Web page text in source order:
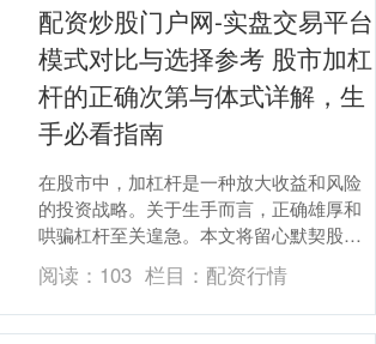
配资炒股门户网-实盘交易平台
模式对比与选择参考 股市加杠
杆的正确次第与体式详解，生
手必看指南
在股市中，加杠杆是一种放大收益和风险
的投资战略。关于生手而言，正确雄厚和
哄骗杠杆至关遑急。本文将留心默契股市
加杠杆的正确次第与体式，匡助你在收尾
风险的前提下，合....
阅读： 103 栏目： 配资行情